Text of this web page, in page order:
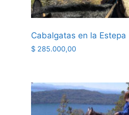
Cabalgatas en la Estepa
$285.000,00